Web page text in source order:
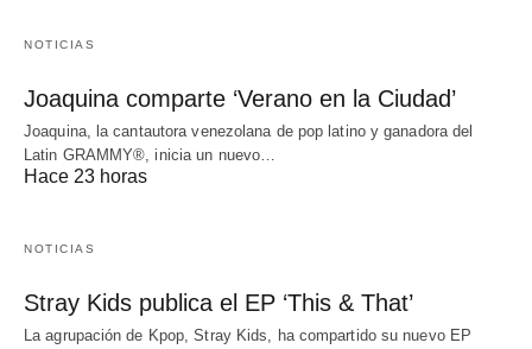
NOTICIAS
Joaquina comparte ‘Verano en la Ciudad’
Joaquina, la cantautora venezolana de pop latino y ganadora del
Latin GRAMMY®, inicia un nuevo…
Hace 23 horas
NOTICIAS
Stray Kids publica el EP ‘This & That’
La agrupación de Kpop, Stray Kids, ha compartido su nuevo EP